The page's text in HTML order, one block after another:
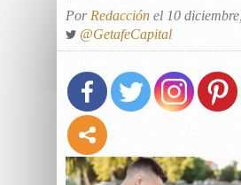
Por Redacción el 10
@GetafeCapital